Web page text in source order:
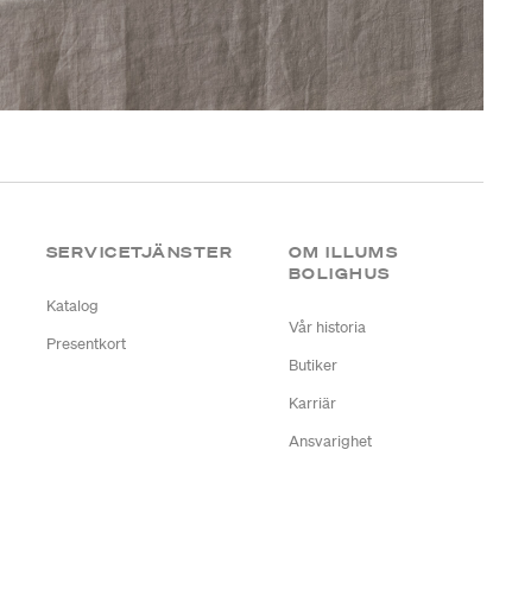
SERVICETJÄNSTER
Katalog
Presentkort
OM ILLUMS
BOLIGHUS
Vår historia
Butiker
Karriär
Ansvarighet